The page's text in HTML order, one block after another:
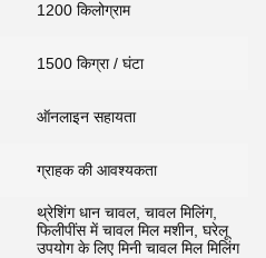
1200 किलोग्राम
1500 किग्रा / घंटा
ऑनलाइन सहायता
ग्राहक की आवश्यकता
थ्रेशिंग धान चावल, चावल मिलिंग,
फिलीपींस में चावल मिल मशीन, घरेलू
उपयोग के लिए मिनी चावल मिल मिलिंग